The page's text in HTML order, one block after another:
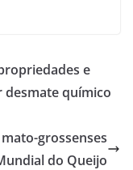
e
desmate químico
grossenses
do Queijo